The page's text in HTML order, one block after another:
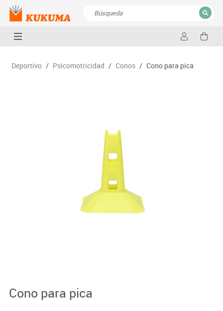
CERRAR
Deportivo / Psicomotricidad / Conos / Cono para pica
Cono para pica